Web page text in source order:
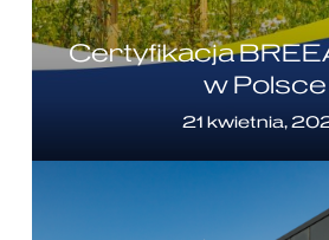
Certyfikacja
w Polsce
21 kwietnia,